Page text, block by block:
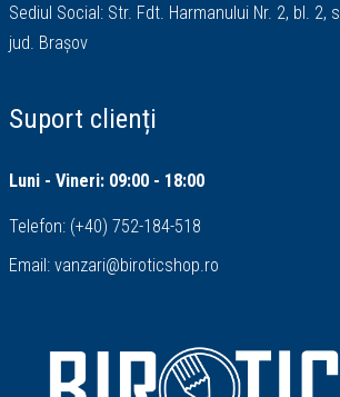
Sediul Social: Str. Fdt. Harmanului Nr. 2, bl. 2,
jud. Brașov
Suport clienți
Luni - Vineri: 09:00 - 18:00
Telefon: (+40) 752-184-518
Email: vanzari@biroticshop.ro